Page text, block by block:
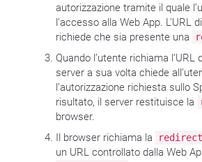
autorizzazione tramite il quale
l’accesso alla Web App. L’URL
richiede che sia presente una
Quando l’utente richiama l’URL
server a sua volta chiede
l’autorizzazione richiesta sullo
risultato, il server restituisce la
browser.
Il browser richiama la
un URL controllato dalla Web